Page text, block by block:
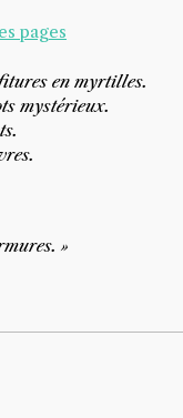
pages
en myrtilles.
mystérieux.
»